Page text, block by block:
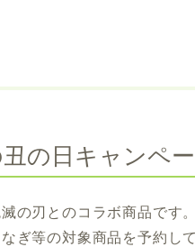
の日キャンペ
の刃とのコラボ商品です
ぎ等の対象商品を予約し